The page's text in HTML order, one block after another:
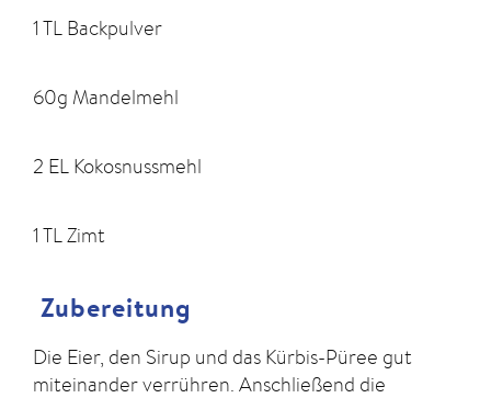
1 TL Backpulver
60g Mandelmehl
2 EL Kokosnussmehl
1 TL Zimt
Zubereitung
Die Eier, den Sirup und das Kürbis-Püree gut
miteinander verrühren. Anschließend die